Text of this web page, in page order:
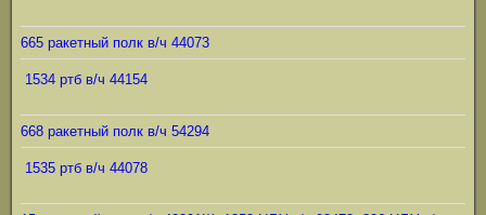
665 ракетный полк в/ч 44073
1534 ртб в/ч 44154
668 ракетный полк в/ч 54294
1535 ртб в/ч 44078